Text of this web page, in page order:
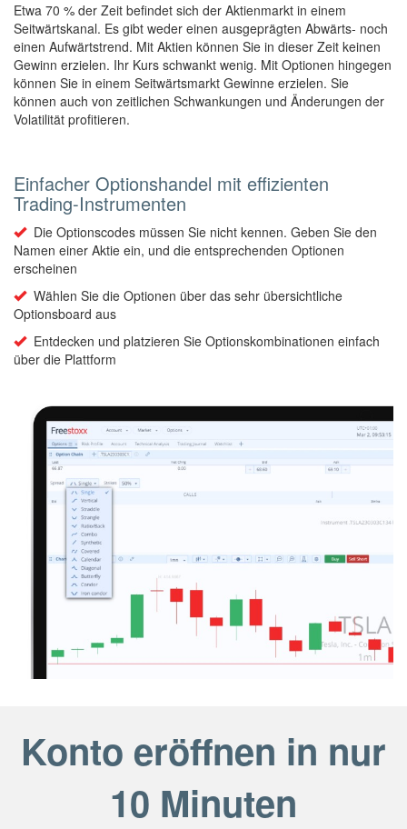
Etwa 70 % der Zeit befindet sich der Aktienmarkt in einem
Seitwärtskanal. Es gibt weder einen ausgeprägten Abwärts- noch
einen Aufwärtstrend. Mit Aktien können Sie in dieser Zeit keinen
Gewinn erzielen. Ihr Kurs schwankt wenig. Mit Optionen hingegen
können Sie in einem Seitwärtsmarkt Gewinne erzielen. Sie
können auch von zeitlichen Schwankungen und Änderungen der
Volatilität profitieren.
Einfacher Optionshandel mit effizienten
Trading-Instrumenten
Die Optionscodes müssen Sie nicht kennen. Geben Sie den
Namen einer Aktie ein, und die entsprechenden Optionen
erscheinen
Wählen Sie die Optionen über das sehr übersichtliche
Optionsboard aus
Entdecken und platzieren Sie Optionskombinationen einfach
über die Plattform
Konto eröffnen in nur
10 Minuten